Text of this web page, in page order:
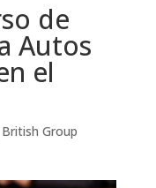
de
Autos
el
British Group